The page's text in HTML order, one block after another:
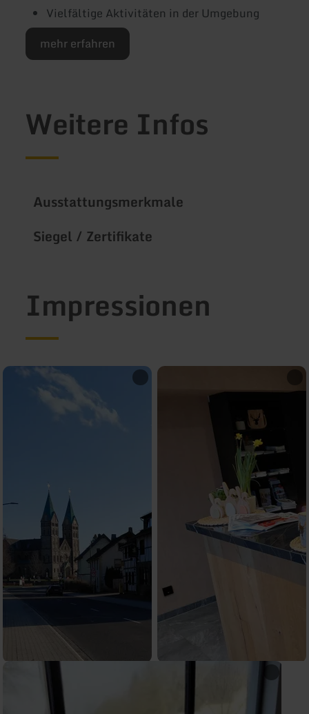
Vielfältige Aktivitäten in der Umgebung
mehr erfahren
Weitere Infos
Ausstattungsmerkmale
Siegel / Zertifikate
Impressionen